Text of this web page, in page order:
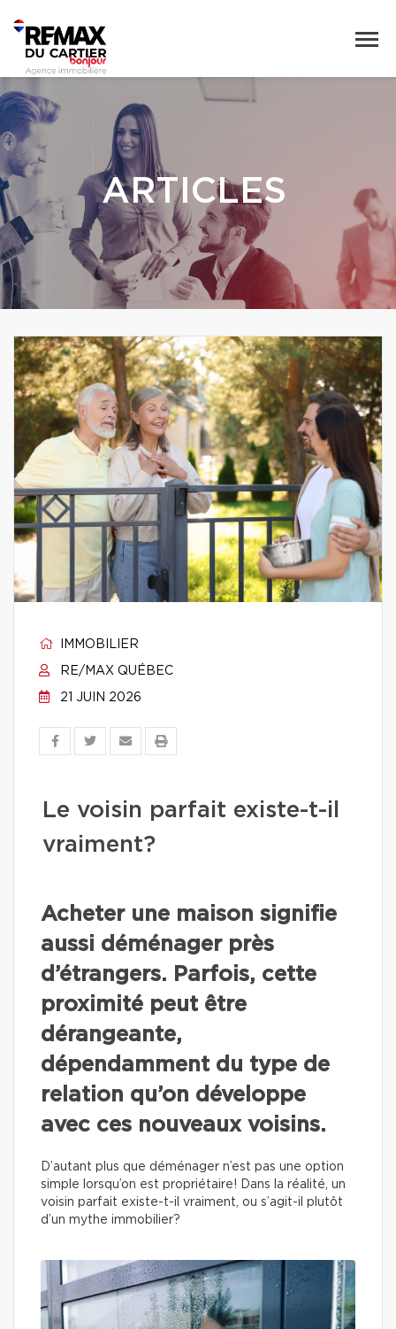
ARTICLES
IMMOBILIER
RE/MAX QUÉBEC
21 JUIN 2026
Le voisin parfait existe-t-il
vraiment?
Acheter une maison signifie
aussi déménager près
d’étrangers. Parfois, cette
proximité peut être
dérangeante,
dépendamment du type de
relation qu’on développe
avec ces nouveaux voisins.
D’autant plus que déménager n’est pas une option
simple lorsqu’on est propriétaire! Dans la réalité, un
voisin parfait existe-t-il vraiment, ou s’agit-il plutôt
d’un mythe immobilier?